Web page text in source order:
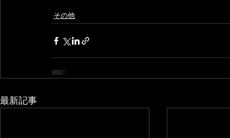
その他
最新記事